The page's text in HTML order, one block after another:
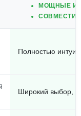
МОЩНЫЕ
Полностью
Широкий выбор,